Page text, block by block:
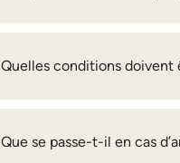
Quelles conditions doivent
Que se passe-t-il en cas